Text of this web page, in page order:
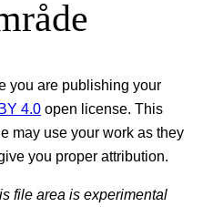
you are publishing your
4.0 open license. This
may use your work as they
you proper attribution.
file area is experimental